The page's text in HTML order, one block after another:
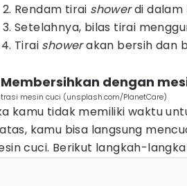
Rendam tirai showerdi dalam
Setelahnya, bilas tirai
Tirai showerakan bersih dan
Membersihkan dengan
mesin cuci (unsplash.com/PlanetCare)
kamu tidak memiliki waktu
kamu bisa langsung
cuci. Berikut langkah-